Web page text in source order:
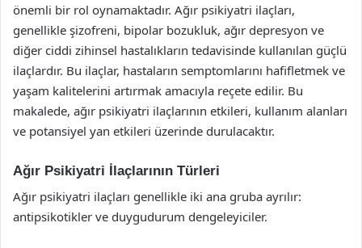
önemli bir rol oynamaktadır. Ağır psikiyatri ilaçları,
genellikle şizofreni, bipolar bozukluk, ağır depresyon ve
diğer ciddi zihinsel hastalıkların tedavisinde kullanılan güçlü
ilaçlardır. Bu ilaçlar, hastaların semptomlarını hafifletmek ve
yaşam kalitelerini artırmak amacıyla reçete edilir. Bu
makalede, ağır psikiyatri ilaçlarının etkileri, kullanım alanları
ve potansiyel yan etkileri üzerinde durulacaktır.
Ağır Psikiyatri İlaçlarının Türleri
Ağır psikiyatri ilaçları genellikle iki ana gruba ayrılır:
antipsikotikler ve duygudurum dengeleyiciler.